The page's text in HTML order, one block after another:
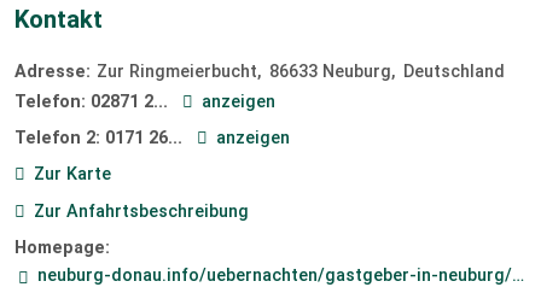
Kontakt
Adresse: Zur Ringmeierbucht 86633 Neuburg
Deutschland
Telefon: 02871 2...
anzeigen
Telefon 2: 0171 26...
anzeigen
Zur Karte
Zur Anfahrtsbeschreibung
Homepage:
neuburg-donau.info/uebernachten/gastgeber-in-neuburg/wohnmobilstellplatz-schloesslwiese_id3704